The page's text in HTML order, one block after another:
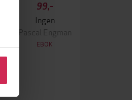
99,-
Ingen
Pascal Engman
EBOK